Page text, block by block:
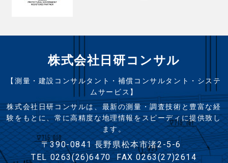
株式会社日研コンサル
【測量・建設コンサルタント・補償コンサルタント・システ
ムサービス】
株式会社日研コンサルは、最新の測量・調査技術と豊富な経
験をもとに、常に高精度な地理情報をスピーディに提供致し
ます。
〒390-0841 長野県松本市渚2-5-6
TEL 0263(26)6470FAX 0263(27)2614